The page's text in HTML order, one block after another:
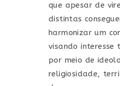
que apesar de
distintas
harmonizar um
visando interesse
por meio de
religiosidade,